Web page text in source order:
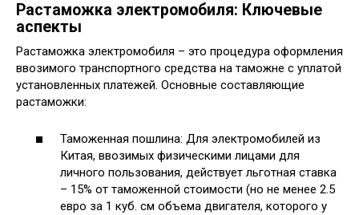
Растаможка электромобиля: Ключевые
аспекты
Растаможка электромобиля – это процедура оформления
ввозимого транспортного средства на таможне с уплатой
установленных платежей. Основные составляющие
растаможки:
Таможенная пошлина: Для электромобилей из
Китая, ввозимых физическими лицами для
личного пользования, действует льготная ставка
– 15% от таможенной стоимости (но не менее 2.5
евро за 1 куб. см объема двигателя, которого у